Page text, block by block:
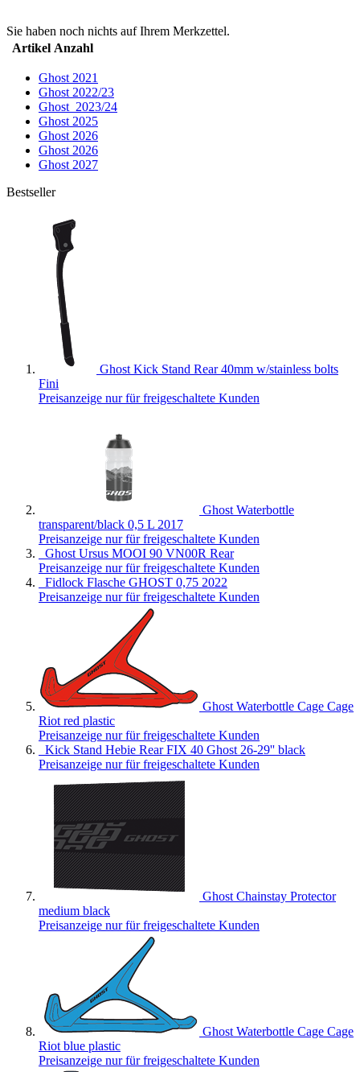
Sie haben noch nichts auf Ihrem Merkzettel.
Artikel Anzahl
Ghost 2021
Ghost 2022/23
Ghost_2023/24
Ghost 2025
Ghost 2026
Ghost 2026
Ghost 2027
Bestseller
Ghost Kick Stand Rear 40mm w/stainless bolts
Fini
Preisanzeige nur für freigeschaltete Kunden
Ghost Waterbottle
transparent/black 0,5 L 2017
Preisanzeige nur für freigeschaltete Kunden
Ghost Ursus MOOI 90 VN00R Rear
Preisanzeige nur für freigeschaltete Kunden
Fidlock Flasche GHOST 0,75 2022
Preisanzeige nur für freigeschaltete Kunden
Ghost Waterbottle Cage Cage
Riot red plastic
Preisanzeige nur für freigeschaltete Kunden
Kick Stand Hebie Rear FIX 40 Ghost 26-29'' black
Preisanzeige nur für freigeschaltete Kunden
Ghost Chainstay Protector
medium black
Preisanzeige nur für freigeschaltete Kunden
Ghost Waterbottle Cage Cage
Riot blue plastic
Preisanzeige nur für freigeschaltete Kunden